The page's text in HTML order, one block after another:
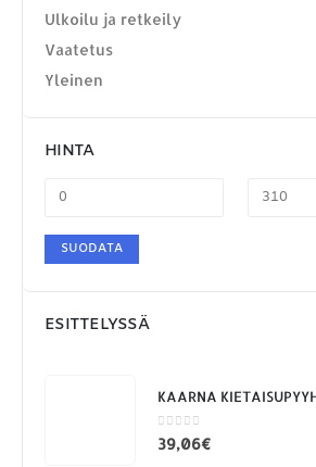
Ulkoilu ja retkeily
Vaatetus
Yleinen
HINTA
SUODATA
ESITTELYSSÄ
KAARNA
0out of 5
39,06€
MAKSUTAPAMME: